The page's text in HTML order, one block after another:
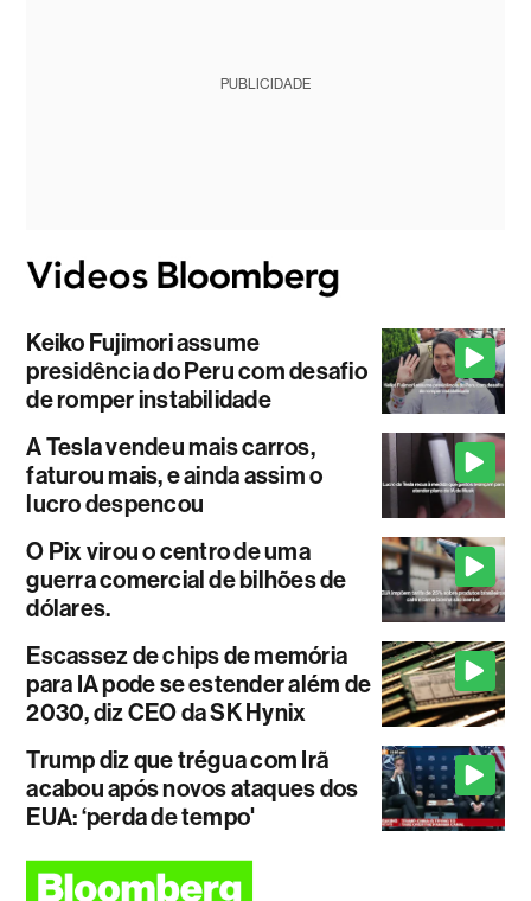
PUBLICIDADE
Keiko Fujimori assume
presidência do Peru com desafio
de romper instabilidade
A Tesla vendeu mais carros,
faturou mais, e ainda assim o
lucro despencou
O Pix virou o centro de uma
guerra comercial de bilhões de
dólares.
Escassez de chips de memória
para IA pode se estender além de
2030, diz CEO da SK Hynix
Trump diz que trégua com Irã
acabou após novos ataques dos
EUA: ‘perda de tempo'